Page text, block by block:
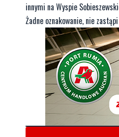
innymi na Wyspie
Żadne oznakowanie, nie